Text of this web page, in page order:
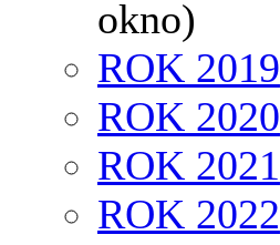
okno)
ROK 2019
ROK 2020
ROK 2021
ROK 2022